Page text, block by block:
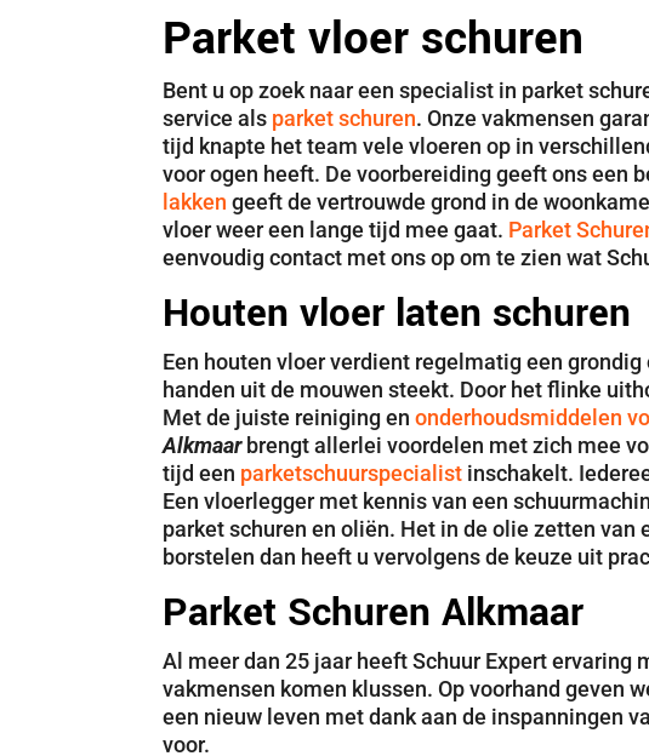
Parket vloer schuren
Bent u op zoek naar een specialist in parket
service als parket schuren. Onze vakmensen
tijd knapte het team vele vloeren op in
voor ogen heeft. De voorbereiding geeft ons een
lakken geeft de vertrouwde grond in de
vloer weer een lange tijd mee gaat. Parket
eenvoudig contact met ons op om te zien wat
Houten vloer laten schuren
Een houten vloer verdient regelmatig een
handen uit de mouwen steekt. Door het flinke
Met de juiste reiniging enonderhoudsmiddelen
Alkmaarbrengt allerlei voordelen met zich mee
tijd een parketschuurspecialist inschakelt.
Een vloerlegger met kennis van een
parket schuren en oliën. Het in de olie zetten
borstelen dan heeft u vervolgens de keuze uit
Parket Schuren Alkmaar
Al meer dan 25 jaar heeft Schuur Expert ervaring
vakmensen komen klussen. Op voorhand geven
een nieuw leven met dank aan de inspanningen
voor.